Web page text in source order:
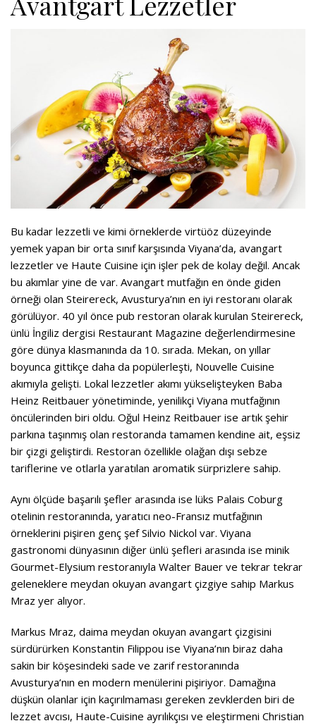
Bu kadar lezzetli ve kimi örneklerde virtüöz düzeyinde
yemek yapan bir orta sınıf karşısında Viyana’da, avangart
lezzetler ve Haute Cuisine için işler pek de kolay değil. Ancak
bu akımlar yine de var. Avangart mutfağın en önde giden
örneği olan Steirereck, Avusturya’nın en iyi restoranı olarak
görülüyor. 40 yıl önce pub restoran olarak kurulan Steirereck,
ünlü İngiliz dergisi Restaurant Magazine değerlendirmesine
göre dünya klasmanında da 10. sırada. Mekan, on yıllar
boyunca gittikçe daha da popülerleşti, Nouvelle Cuisine
akımıyla gelişti. Lokal lezzetler akımı yükselişteyken Baba
Heinz Reitbauer yönetiminde, yenilikçi Viyana mutfağının
öncülerinden biri oldu. Oğul Heinz Reitbauer ise artık şehir
parkına taşınmış olan restoranda tamamen kendine ait, eşsiz
bir çizgi geliştirdi. Restoran özellikle olağan dışı sebze
tariflerine ve otlarla yaratılan aromatik sürprizlere sahip.
Aynı ölçüde başarılı şefler arasında ise lüks Palais Coburg
otelinin restoranında, yaratıcı neo-Fransız mutfağının
örneklerini pişiren genç şef Silvio Nickol var. Viyana
gastronomi dünyasının diğer ünlü şefleri arasında ise minik
Gourmet-Elysium restoranıyla Walter Bauer ve tekrar tekrar
geleneklere meydan okuyan avangart çizgiye sahip Markus
Mraz yer alıyor.
Markus Mraz, daima meydan okuyan avangart çizgisini
sürdürürken Konstantin Filippou ise Viyana’nın biraz daha
sakin bir köşesindeki sade ve zarif restoranında
Avusturya’nın en modern menülerini pişiriyor. Damağına
düşkün olanlar için kaçırılmaması gereken zevklerden biri de
lezzet avcısı, Haute-Cuisine ayrılıkçısı ve eleştirmeni Christian